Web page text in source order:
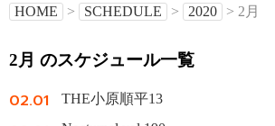
HOME > SCHEDULE > 2020 > 2月
2月 のスケジュール一覧
02.01 THE小原順平13